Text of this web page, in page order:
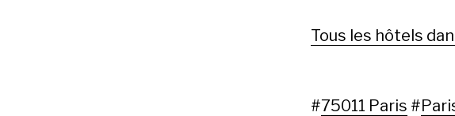
Tous les hôtels
#75011 Paris #